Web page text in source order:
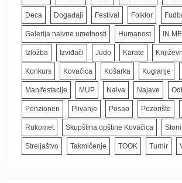
Deca Događaji Festival Folklor
Galerija naivne umetnosti Humanost IN
Izložba Izviđači Judo Karate
Konkurs Kovačica Košarka Kuglanje
Manifestacije MUP Naiva Najave
Penzioneri Plivanje Posao Pozorište
Rukomet Skupština opštine Kovačica
Streljaštvo Takmičenje TOOK Turnir